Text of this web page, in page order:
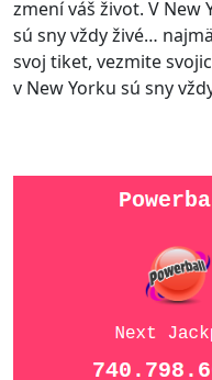
zmení váš život. V New
sú sny vždy živé…
svoj tiket, vezmite
v New Yorku sú sny